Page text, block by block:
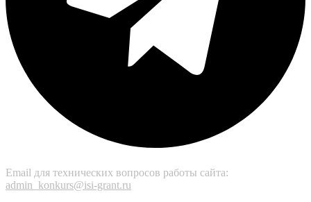
Email для технических вопросов работы сайта:
admin_konkurs@isi-grant.ru